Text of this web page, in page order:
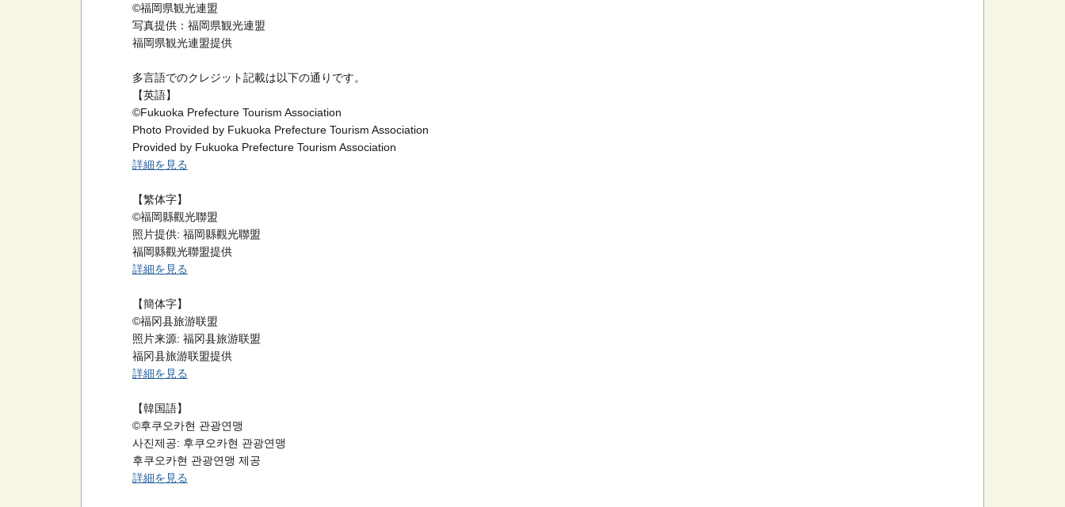
©福岡県観光連盟
写真提供：福岡県観光連盟
福岡県観光連盟提供
多言語でのクレジット記載は以下の通りです。
【英語】
©Fukuoka Prefecture Tourism Association
Photo Provided by Fukuoka Prefecture Tourism Association
Provided by Fukuoka Prefecture Tourism Association
詳細を見る
【繁体字】
©福岡縣觀光聯盟
照片提供: 福岡縣觀光聯盟
福岡縣觀光聯盟提供
詳細を見る
【簡体字】
©福冈县旅游联盟
照片来源: 福冈县旅游联盟
福冈县旅游联盟提供
詳細を見る
【韓国語】
©후쿠오카현 관광연맹
사진제공: 후쿠오카현 관광연맹
후쿠오카현 관광연맹 제공
詳細を見る